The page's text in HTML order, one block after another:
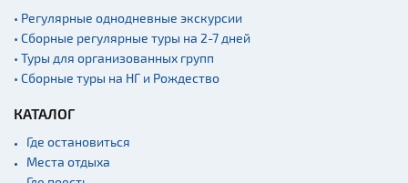
• Регулярные однодневные экскурсии
• Сборные регулярные туры на 2-7 дней
• Туры для организованных групп
• Сборные туры на НГ и Рождество
КАТАЛОГ
Где остановиться
Места отдыха